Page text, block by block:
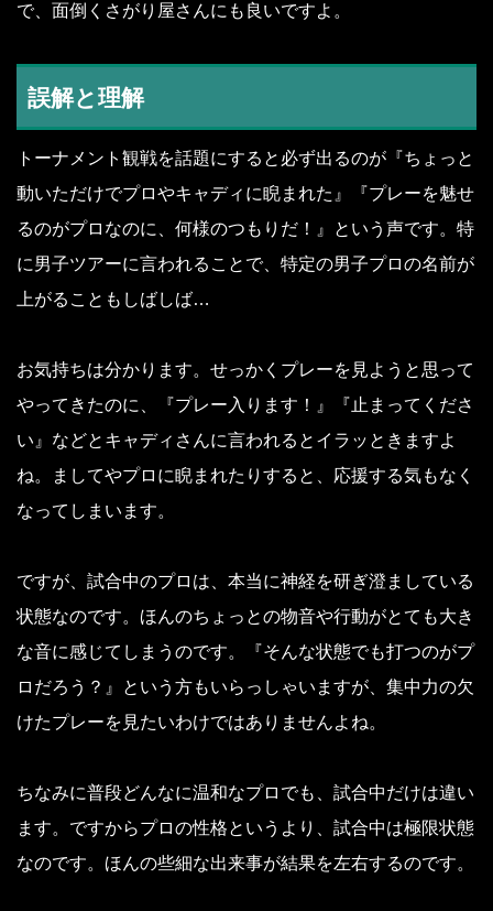
で、面倒くさがり屋さんにも良いですよ。
誤解と理解
トーナメント観戦を話題にすると必ず出るのが『ちょっと
動いただけでプロやキャディに睨まれた』『プレーを魅せ
るのがプロなのに、何様のつもりだ！』という声です。特
に男子ツアーに言われることで、特定の男子プロの名前が
上がることもしばしば…
お気持ちは分かります。せっかくプレーを見ようと思って
やってきたのに、『プレー入ります！』『止まってくださ
い』などとキャディさんに言われるとイラッときますよ
ね。ましてやプロに睨まれたりすると、応援する気もなく
なってしまいます。
ですが、試合中のプロは、本当に神経を研ぎ澄ましている
状態なのです。ほんのちょっとの物音や行動がとても大き
な音に感じてしまうのです。『そんな状態でも打つのがプ
ロだろう？』という方もいらっしゃいますが、集中力の欠
けたプレーを見たいわけではありませんよね。
ちなみに普段どんなに温和なプロでも、試合中だけは違い
ます。ですからプロの性格というより、試合中は極限状態
なのです。ほんの些細な出来事が結果を左右するのです。